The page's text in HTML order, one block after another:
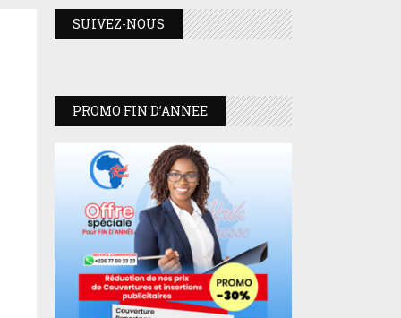
SUIVEZ-NOUS
PROMO FIN D’ANNEE